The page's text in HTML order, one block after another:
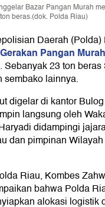
Bazar Pangan Murah
beras.(dok. Polda Riau)
Daerah
Pangan
Sebanyak 23 ton
sembako lainnya.
digelar di kantor
langsung oleh
didampingi
dan pimpinan
Riau, Kombes
bahwa Polda
alokasi logistik